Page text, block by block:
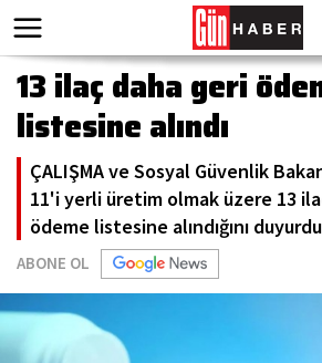
13 ilaç daha geri
listesine alındı
ÇALIŞMA ve Sosyal Güvenlik
11'i yerli üretim olmak üzere 13
ödeme listesine alındığını
ABONE OL